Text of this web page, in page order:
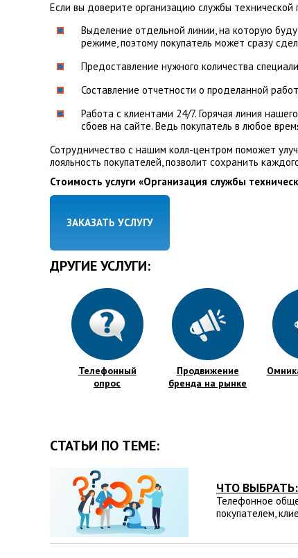
Если вы доверите организацию службы
Выделение отдельной линии, на которую
режиме, поэтому покупатель может сразу
Предоставление нужного количества
Составление отчетности о проделанной
Работа с клиентами 24/7. Горячая линия
сбоев на сайте. Ведь покупатель в любое
Сотрудничество с нашим колл-центром поможет
лояльность покупателей, позволит сохранить
Стоимость услуги «Организация службы
ЗАКАЗАТЬ УСЛУГУ
ДРУГИЕ УСЛУГИ:
Телефонный
опрос
Продвижение
бренда на рынке
СТАТЬИ ПО ТЕМЕ:
ЧТО
Телефонное
покупателем,